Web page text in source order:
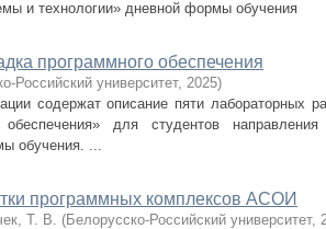
и технологии» дневной формы обучения
программного обеспечения
Российский университет, 2025)
содержат описание пяти лабораторных
обеспечения» для студентов
обучения. ...
программных комплексов АСОИ
Т. В. (Белорусско-Российский университет,